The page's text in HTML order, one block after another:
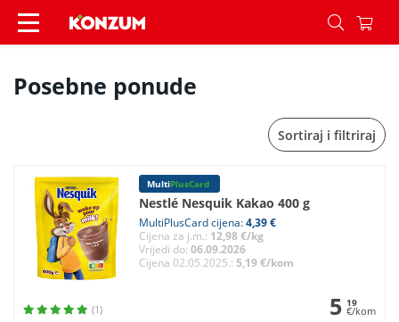
Posebne ponude - Konzum
Posebne ponude
Sortiraj i filtriraj
MultiPlusCard
Nestlé Nesquik Kakao 400 g
MultiPlusCard cijena:4,39 €
Cijena za j.m.: 12,98 €/kg
Vrijedi do: 06.09.2026
Cijena 02.05.2025.: 5,19 €/kom
(1) 5 19
€/kom